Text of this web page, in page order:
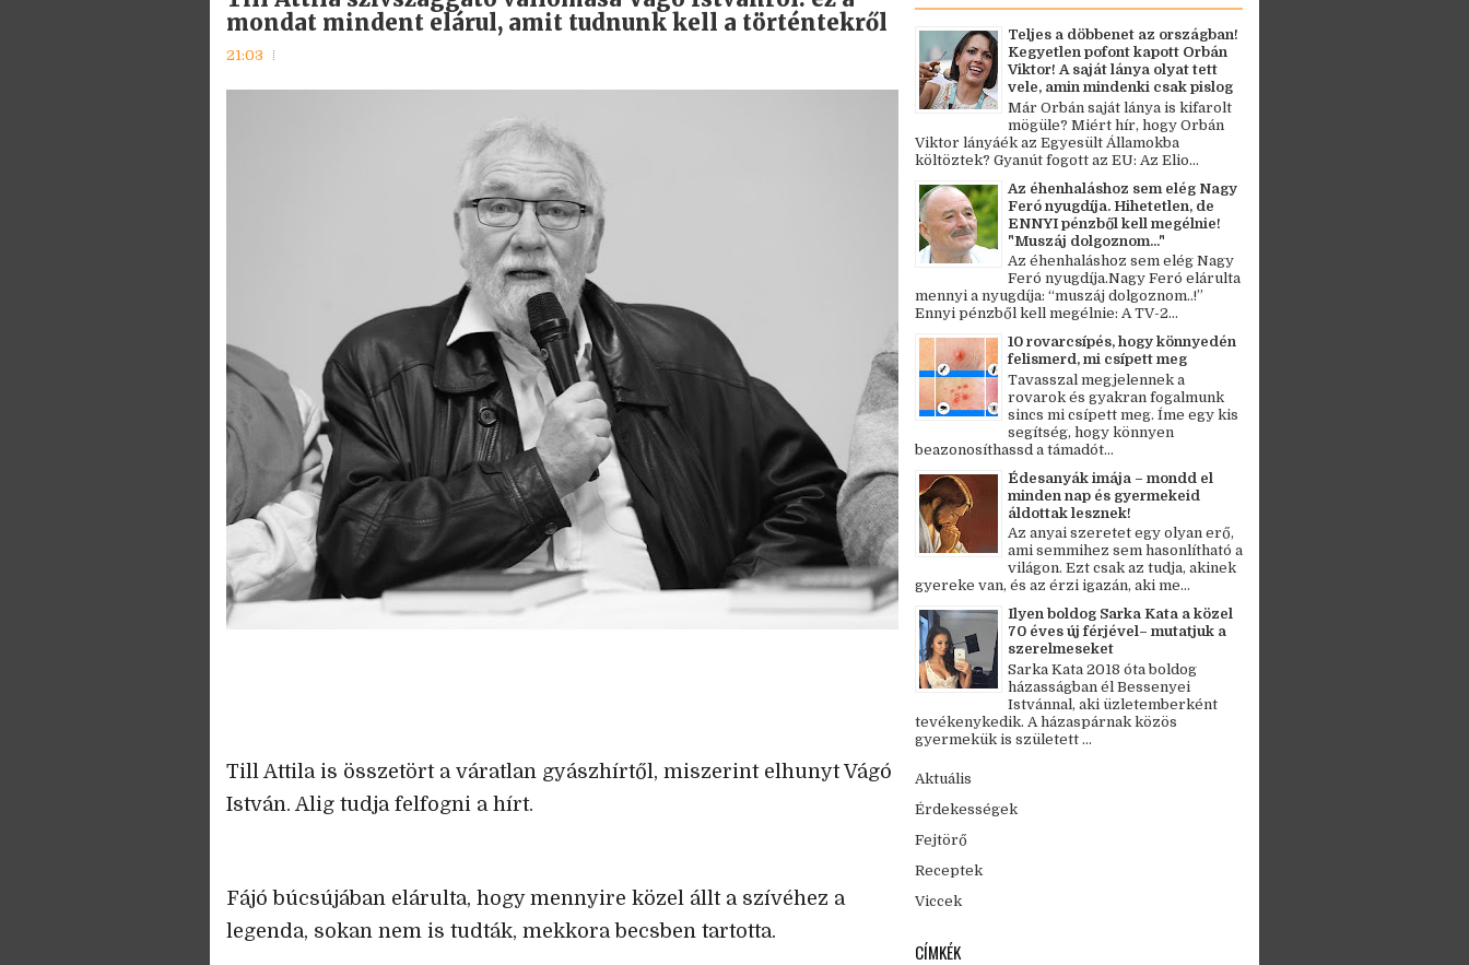
mondat mindent elárul, amit tudnunk kell a történtekről
21:03
Till Attila is összetört a váratlan gyászhírtől, miszerint elhunyt Vágó
István. Alig tudja felfogni a hírt.
Fájó búcsújában elárulta, hogy mennyire közel állt a szívéhez a
legenda, sokan nem is tudták, mekkora becsben tartotta.
Teljes a döbbenet az országban!
Kegyetlen pofont kapott Orbán
Viktor! A saját lánya olyat tett
vele, amin mindenki csak pislog
Már Orbán saját lánya is kifarolt
mögüle? Miért hír, hogy Orbán
Viktor lányáék az Egyesült Államokba
költöztek? Gyanút fogott az EU: Az Elio...
Az éhenhaláshoz sem elég Nagy
Feró nyugdíja. Hihetetlen, de
ENNYI pénzből kell megélnie!
"Muszáj dolgoznom..."
Az éhenhaláshoz sem elég Nagy
Feró nyugdíja.Nagy Feró elárulta
mennyi a nyugdíja: “muszáj dolgoznom..!”
Ennyi pénzből kell megélnie: A TV-2...
10 rovarcsípés, hogy könnyedén
felismerd, mi csípett meg
Tavasszal megjelennek a
rovarok és gyakran fogalmunk
sincs mi csípett meg. Íme egy kis
segítség, hogy könnyen
beazonosíthassd a támadót...
Édesanyák imája – mondd el
minden nap és gyermekeid
áldottak lesznek!
Az anyai szeretet egy olyan erő,
ami semmihez sem hasonlítható a
világon. Ezt csak az tudja, akinek
gyereke van, és az érzi igazán, aki me...
Ilyen boldog Sarka Kata a közel
70 éves új férjével– mutatjuk a
szerelmeseket
Sarka Kata 2018 óta boldog
házasságban él Bessenyei
Istvánnal, aki üzletemberként
tevékenykedik. A házaspárnak közös
gyermekük is született ...
Aktuális
Érdekességek
Fejtörő
Receptek
Viccek
CÍMKÉK